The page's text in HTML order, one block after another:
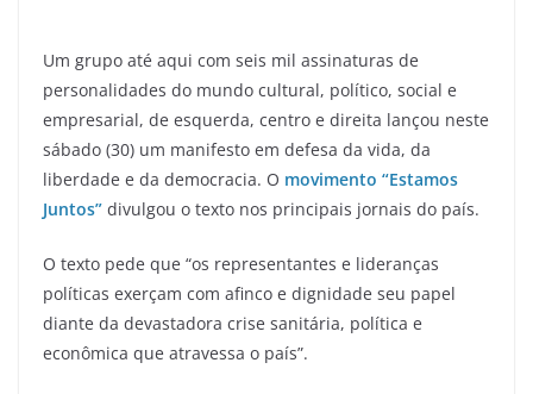
Um grupo até aqui com seis mil assinaturas de
personalidades do mundo cultural, político, social e
empresarial, de esquerda, centro e direita lançou neste
sábado (30) um manifesto em defesa da vida, da
liberdade e da democracia. O movimento “Estamos
Juntos” divulgou o texto nos principais jornais do país.
O texto pede que “os representantes e lideranças
políticas exerçam com afinco e dignidade seu papel
diante da devastadora crise sanitária, política e
econômica que atravessa o país”.